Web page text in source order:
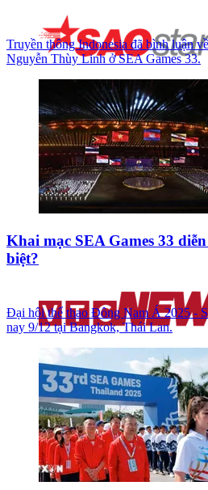
Truyền thông Indonesia đã bình luận
Nguyễn Thùy Linh ở SEA Games 33.
Khai mạc SEA Games 33
biệt?
Đại hội thể thao Đông Nam Á 2025 -
nay 9/12 tại Bangkok, Thái Lan.